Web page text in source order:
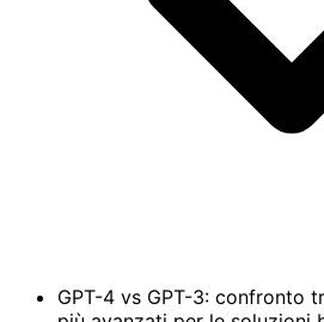
GPT-4 vs GPT-3: confronto